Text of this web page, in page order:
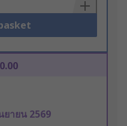
ยายน 2569